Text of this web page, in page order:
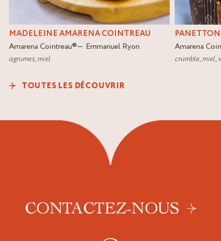
MADELEINE AMARENA COINTREAU
Amarena Cointreau®
Emmanuel Ryon
agrumes,miel
Amarena
crumble,miel,
TOUTES LES DÉCOUVRIR
CONTACTEZ-NOUS